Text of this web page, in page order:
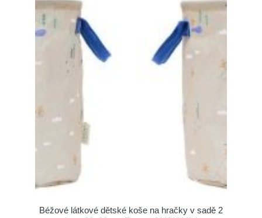
Béžové látkové dětské koše na hračky v sadě 2